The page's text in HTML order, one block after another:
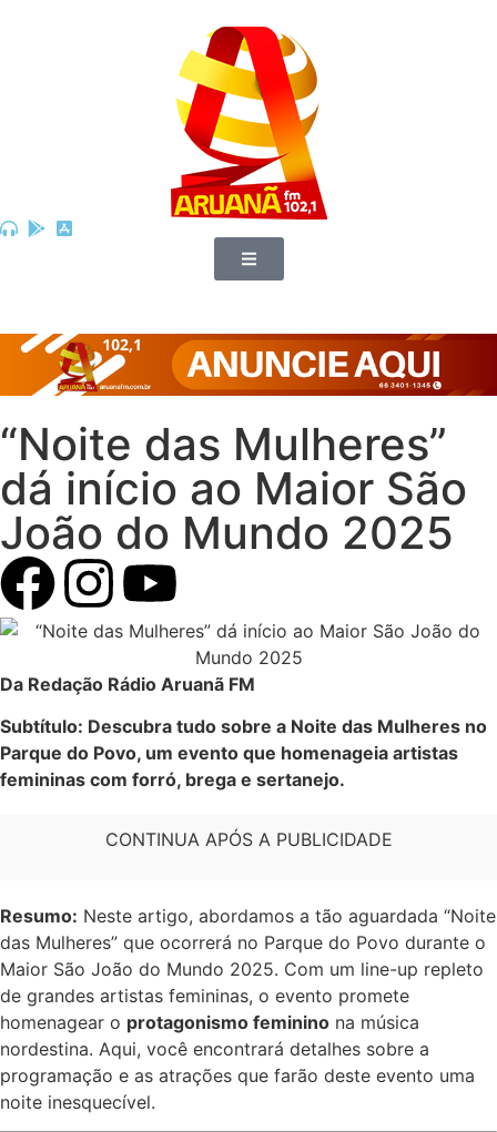
“Noite das Mulheres”
dá início ao Maior São
João do Mundo 2025
Da Redação Rádio Aruanã FM
Subtítulo: Descubra tudo sobre a Noite das Mulheres no
Parque do Povo, um evento que homenageia artistas
femininas com forró, brega e sertanejo.
CONTINUA APÓS A PUBLICIDADE
Resumo: Neste artigo, abordamos a tão aguardada “Noite
das Mulheres” que ocorrerá no Parque do Povo durante o
Maior São João do Mundo 2025. Com um line-up repleto
de grandes artistas femininas, o evento promete
homenagear o protagonismo feminino na música
nordestina. Aqui, você encontrará detalhes sobre a
programação e as atrações que farão deste evento uma
noite inesquecível.